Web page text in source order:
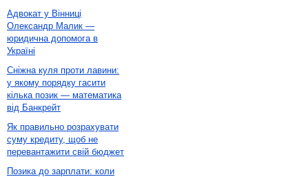
Адвокат у Вінниці
Олександр Малик —
юридична допомога в
Україні
Сніжна куля проти лавини:
у якому порядку гасити
кілька позик — математика
від Банкрейт
Як правильно розрахувати
суму кредиту, щоб не
перевантажити свій бюджет
Позика до зарплати: коли